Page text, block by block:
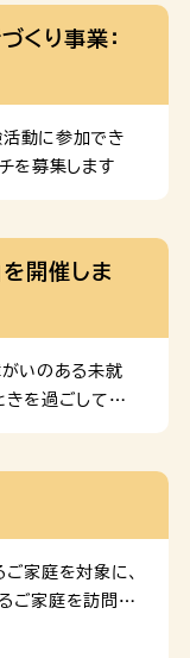
支援事業事務局
6801-
heart.co
くり事業：
動に参加でき
を募集します
を開催しま
がいのある未就
きを過ごしてい
家庭を対象に、
ご家庭を訪問